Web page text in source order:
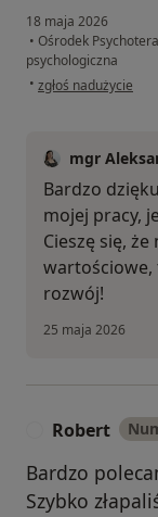
18 maja 2026
• Ośrodek
psychologiczna
• w opinii użytkownika
zgłoś nadużycie
mgr
Bardzo
mojej pracy,
Cieszę się,
wartościowe,
rozwój!
25 maja 2026
Robert
Bardzo
Szybko